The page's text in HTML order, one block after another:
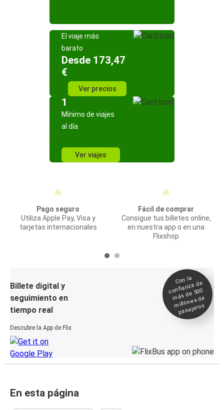
El viaje más
barato
Desde 173,47
€
Ver precios
1
Mínimo de viajes
al día
Ver viajes
Pago seguro
Utiliza Apple Pay, Visa y
tarjetas internacionales
Fácil de comprar
Consigue tus billetes online,
en nuestra app o en una
Flixshop
Billete digital y
seguimiento en
tiempo real
Descubre la App de Flix
Con la
confianza de
más de 500
millones de
pasajeros
En esta página